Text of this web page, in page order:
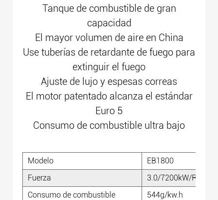
Tanque de combustible de gran
capacidad
El mayor volumen de aire en China
Use tuberías de retardante de fuego para
extinguir el fuego
Ajuste de lujo y espesas correas
El motor patentado alcanza el estándar
Euro 5
Consumo de combustible ultra bajo
Modelo
EB1800
Fuerza
3.0/7200kW/R/min
Consumo de combustible
544g/kw.h